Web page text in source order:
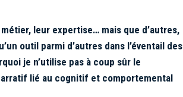
leur expertise… mais que d’autres,
outil parmi d’autres dans l’éventail des
je n’utilise pas à coup sûr le
lié au cognitif et comportemental